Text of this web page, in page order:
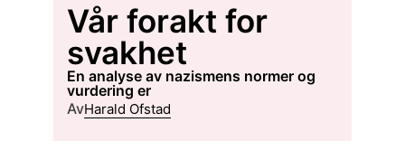
Vår forakt for
svakhet
en analyse av nazismens normer og
vurdering er
AvHarald Ofstad